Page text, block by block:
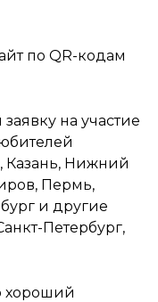
по QR-кодам
на участие
Казань, Нижний
Пермь,
и другие
Петербург,
хороший